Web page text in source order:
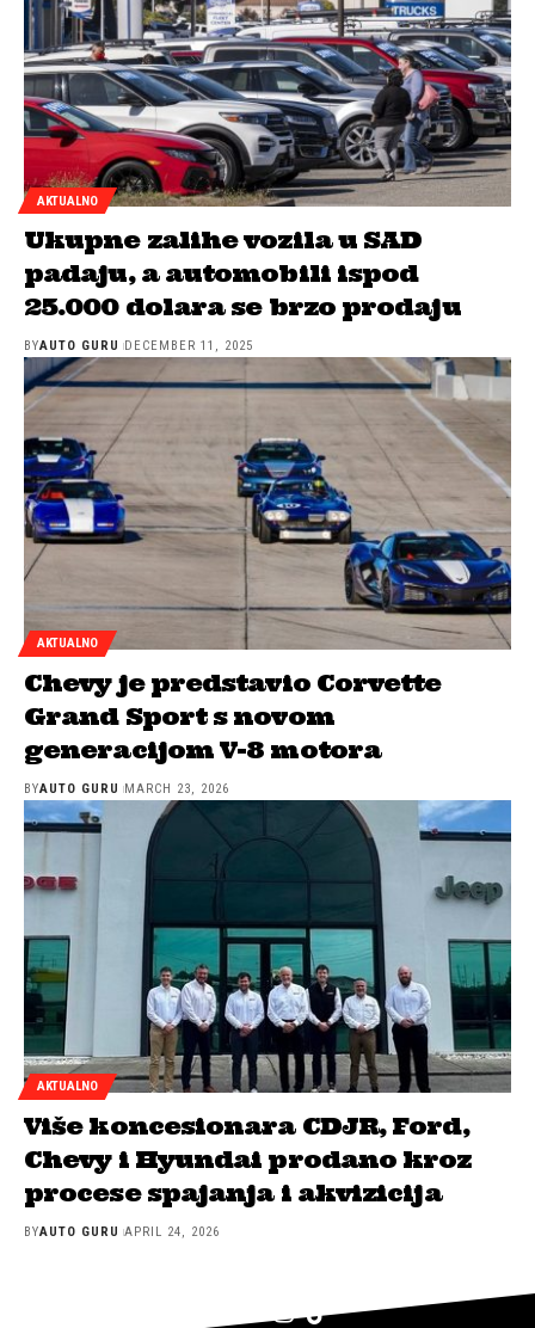
AKTUALNO
Ukupne zalihe vozila u SAD
padaju, a automobili ispod
25.000 dolara se brzo prodaju
BYAUTO GURU DECEMBER 11, 2025
AKTUALNO
Chevy je predstavio Corvette
Grand Sport s novom
generacijom V-8 motora
BYAUTO GURU MARCH 23, 2026
AKTUALNO
Više koncesionara CDJR, Ford,
Chevy i Hyundai prodano kroz
procese spajanja i akvizicija
BYAUTO GURU APRIL 24, 2026